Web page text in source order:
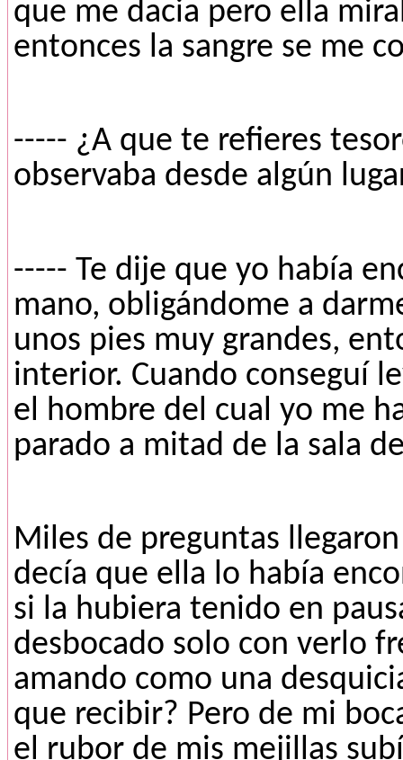
que me dacia pero ella
entonces la sangre se me
----- ¿A que te refieres
observaba desde algún
----- Te dije que yo había
mano, obligándome a
unos pies muy grandes,
interior. Cuando conseguí
el hombre del cual yo me
parado a mitad de la sala
Miles de preguntas
decía que ella lo había
si la hubiera tenido en
desbocado solo con verlo
amando como una
que recibir? Pero de mi
el rubor de mis mejillas